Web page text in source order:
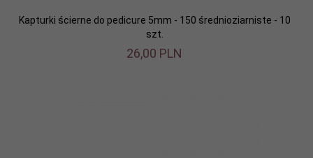
Kapturki ścierne do pedicure 5mm - 150 średnioziarniste - 10
szt.
26,00 PLN